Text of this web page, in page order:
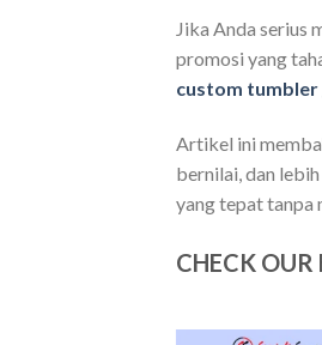
Jika Anda serius
promosi yang
custom
Artikel ini
bernilai, dan
yang tepat tanpa
CHECK OUR